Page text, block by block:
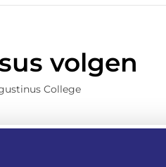
volgen
College